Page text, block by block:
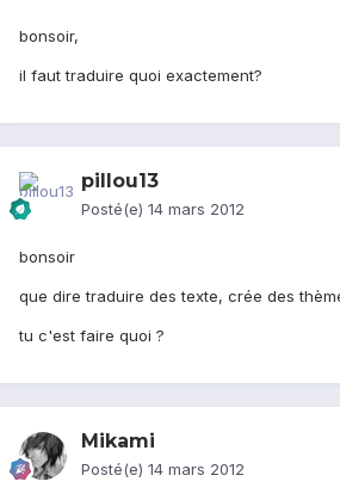
bonsoir,
il faut traduire quoi exactement?
pillou13
Posté(e) 14 mars 2012
bonsoir
que dire traduire des texte, crée des
tu c'est faire quoi ?
Mikami
Posté(e) 14 mars 2012